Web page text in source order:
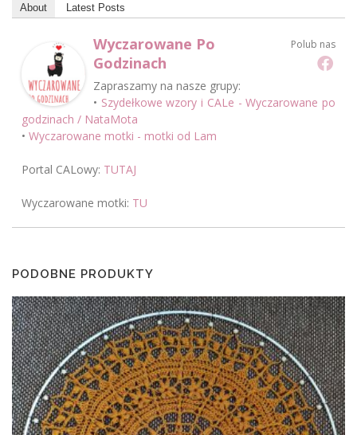
About Latest Posts
Polub nas
Wyczarowane Po
Godzinach
Zapraszamy na nasze grupy:
• Szydełkowe wzory i CALe - Wyczarowane po
godzinach / NataMota
• Wyczarowane motki - motki od Lam
Portal CALowy: TUTAJ
Wyczarowane motki: TU
PODOBNE PRODUKTY